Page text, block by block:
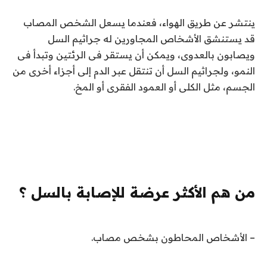
ينتشر عن طريق الهواء، فعندما يسعل الشخص المصاب
قد يستنشق الأشخاص المجاورين له جراثيم السل
ويصابون بالعدوى، ويمكن أن يستقر فى الرئتين وتبدأ فى
النمو، ولجراثيم السل أن تنتقل عبر الدم إلى أجزاء أخرى من
الجسم، مثل الكلى أو العمود الفقرى أو المخ.
من هم الأكثر عرضة للإصابة بالسل ؟
– الأشخاص المحاطون بشخص مصاب.